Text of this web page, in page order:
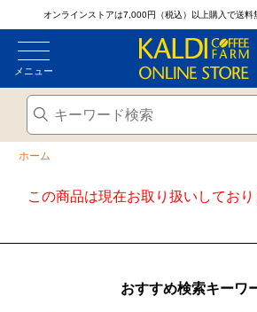
オンラインストアは7,000円（税込）以上購入で送料
メニュー
ホーム
この商品は現在お取り扱いしてお
おすすめ検索キーワ